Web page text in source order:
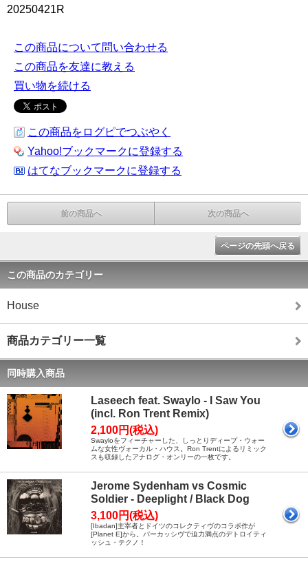
20250421R
この商品について問い合わせる
この商品を友達に教える
買い物を続ける
この商品をログピでつぶやく
Yahoo!ブックマークに登録する
はてなブックマークに登録する
前の商品へ 次の商品へ
ページの先頭へ戻る
この商品のカテゴリー
House
商品カテゴリー一覧
同時購入商品
Laseech feat. Swaylo - I Saw You
(incl. Ron Trent Remix)
2,100円(税込)
Swayloをフィーチャーした、しっとりディープ・ウォー
ムな女性ヴォーカル・ハウス。Ron Trentによるリミック
スも収録したアナログ・オンリーの一枚です。
Jerome Sydenham vs Cosmic
Soldier - Deeplight / Black Dog
3,100円(税込)
[Ibadan]主宰者とドイツのコレクティヴのコラボ作が
[Planet E]から。パーカッシヴで迫力満点のデトロイティ
ッシュ・テクノ！